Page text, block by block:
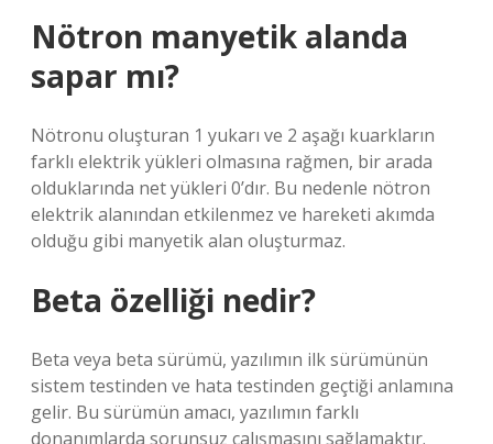
Nötron manyetik alanda
sapar mı?
Nötronu oluşturan 1 yukarı ve 2 aşağı kuarkların
farklı elektrik yükleri olmasına rağmen, bir arada
olduklarında net yükleri 0’dır. Bu nedenle nötron
elektrik alanından etkilenmez ve hareketi akımda
olduğu gibi manyetik alan oluşturmaz.
Beta özelliği nedir?
Beta veya beta sürümü, yazılımın ilk sürümünün
sistem testinden ve hata testinden geçtiği anlamına
gelir. Bu sürümün amacı, yazılımın farklı
donanımlarda sorunsuz çalışmasını sağlamaktır.